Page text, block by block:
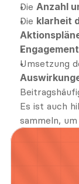
Die Anzahl
Die klarheit
Es ist auch
sammeln,